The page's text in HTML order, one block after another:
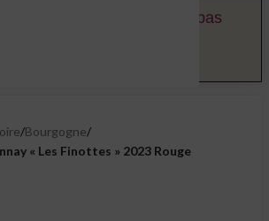
les expéditions. N’hésitez pas
/Bourgogne/
« Les Finottes » 2023 Rouge